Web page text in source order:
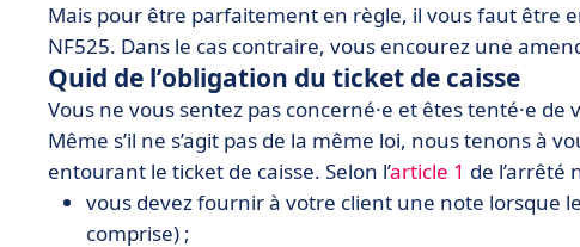
Mais pour être parfaitement en règle, il vous faut être
NF525. Dans le cas contraire, vous encourez une
Quid de l’obligation du ticket de caisse
Vous ne vous sentez pas concerné·e et êtes tenté·e de
Même s’il ne s’agit pas de la même loi, nous tenons à
entourant le ticket de caisse. Selon l’article 1 de l’arrêté
vous devez fournir à votre client une note lorsque
comprise) ;